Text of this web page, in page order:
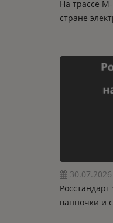
На трассе
стране
30.07.2026
ванночки и